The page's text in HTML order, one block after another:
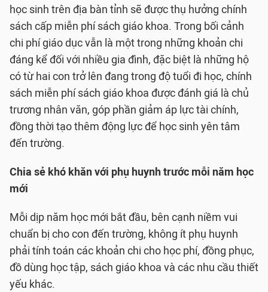
học sinh trên địa bàn tỉnh sẽ được thụ hưởng chính
sách cấp miễn phí sách giáo khoa. Trong bối cảnh
chi phí giáo dục vẫn là một trong những khoản chi
đáng kể đối với nhiều gia đình, đặc biệt là những hộ
có từ hai con trở lên đang trong độ tuổi đi học, chính
sách miễn phí sách giáo khoa được đánh giá là chủ
trương nhân văn, góp phần giảm áp lực tài chính,
đồng thời tạo thêm động lực để học sinh yên tâm
đến trường.
Chia sẻ khó khăn với phụ huynh trước mỗi năm học
mới
Mỗi dịp năm học mới bắt đầu, bên cạnh niềm vui
chuẩn bị cho con đến trường, không ít phụ huynh
phải tính toán các khoản chi cho học phí, đồng phục,
đồ dùng học tập, sách giáo khoa và các nhu cầu thiết
yếu khác.